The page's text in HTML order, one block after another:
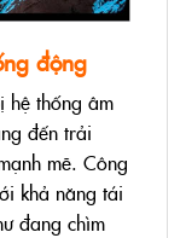
động
hệ thống âm
đến trải
mẽ. Công
khả năng tái
đang chìm